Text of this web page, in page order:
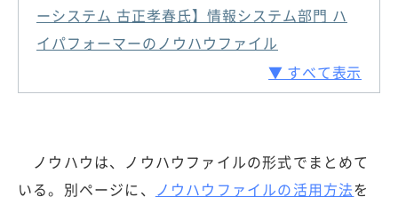
ーシステム 古正孝春氏】情報システム部門 ハ
イパフォーマーのノウハウファイル
▼ すべて表示
ノウハウは、ノウハウファイルの形式でまとめて
いる。別ページに、 ノウハウファイルの活用方法を